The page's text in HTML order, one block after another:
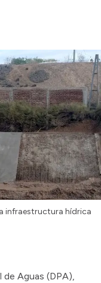
infraestructura hídrica
Aguas (DPA),